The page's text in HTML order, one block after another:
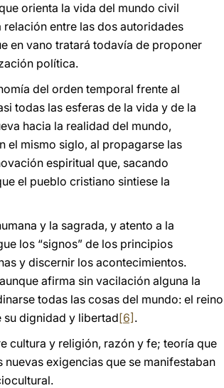
orienta la vida del mundo civil
entre las dos autoridades
en vano tratará todavía de proponer
política.
del orden temporal frente al
todas las esferas de la vida y de la
hacia la realidad del mundo,
el mismo siglo, al propagarse las
espiritual que, sacando
el pueblo cristiano sintiese la
y la sagrada, y atento a la
los “signos” de los principios
y discernir los acontecimientos.
afirma sin vacilación alguna la
todas las cosas del mundo: el reino
su dignidad y libertad[6] .
cultura y religión, razón y fe; teoría que
exigencias que se manifestaban